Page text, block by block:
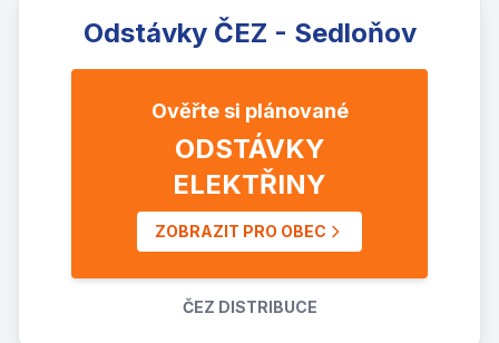
Odstávky ČEZ - Sedloňov
Ověřte si plánované
ODSTÁVKY
ELEKTŘINY
ZOBRAZIT PRO OBEC
ČEZ DISTRIBUCE